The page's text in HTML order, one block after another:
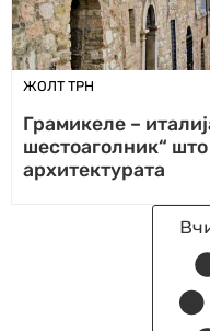
ЖОЛТ ТРН
Грамикеле –
шестоаголник“
архитектурата